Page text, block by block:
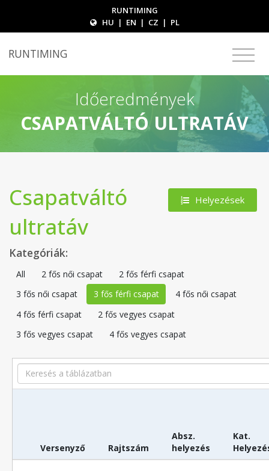
RUNTIMING
HU | EN | CZ | PL
RUNTIMING
Időeredmények
CSAPATVÁLTÓ ULTRATÁV
Helyezések
Csapatváltó
ultratáv
Kategóriák:
All 2 fős női csapat
2 fős férfi csapat
3 fős női csapat
3 fős férfi csapat
4 fős női csapat
4 fős férfi csapat
2 fős vegyes csapat
3 fős vegyes csapat
4 fős vegyes csapat
Search
Versenyző Rajtszám
Absz.
helyezés
Kat.